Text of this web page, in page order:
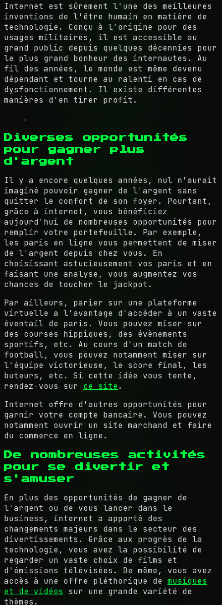
Internet est sûrement l'une des meilleures
inventions de l'être humain en matière de
technologie. Conçu à l'origine pour des
usages militaires, il est accessible au
grand public depuis quelques décennies pour
le plus grand bonheur des internautes. Au
fil des années, le monde est même devenu
dépendant et tourne au ralenti en cas de
dysfonctionnement. Il existe différentes
manières d'en tirer profit.
Diverses opportunités
pour gagner plus
d'argent
Il y a encore quelques années, nul n'aurait
imaginé pouvoir gagner de l'argent sans
quitter le confort de son foyer. Pourtant,
grâce à internet, vous bénéficiez
aujourd'hui de nombreuses opportunités pour
remplir votre portefeuille. Par exemple,
les paris en ligne vous permettent de miser
de l'argent depuis chez vous. En
choisissant astucieusement vos paris et en
faisant une analyse, vous augmentez vos
chances de toucher le jackpot.
Par ailleurs, parier sur une plateforme
virtuelle a l'avantage d'accéder à un vaste
éventail de paris. Vous pouvez miser sur
des courses hippiques, des évènements
sportifs, etc. Au cours d'un match de
football, vous pouvez notamment miser sur
l'équipe victorieuse, le score final, les
buteurs, etc. Si cette idée vous tente,
rendez-vous sur ce site.
Internet offre d'autres opportunités pour
garnir votre compte bancaire. Vous pouvez
notamment ouvrir un site marchand et faire
du commerce en ligne.
De nombreuses activités
pour se divertir et
s'amuser
En plus des opportunités de gagner de
l'argent ou de vous lancer dans le
business, internet a apporté des
changements majeurs dans le secteur des
divertissements. Grâce aux progrès de la
technologie, vous avez la possibilité de
regarder un vaste choix de films et
d'émissions télévisées. De même, vous avez
accès à une offre pléthorique de musiques
et de vidéos sur une grande variété de
thèmes.